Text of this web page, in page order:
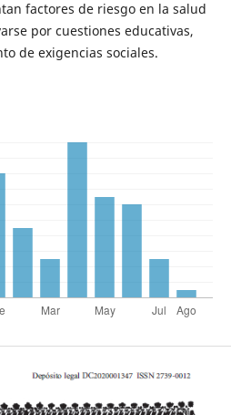
factores de riesgo en la salud
por cuestiones educativas,
de exigencias sociales.